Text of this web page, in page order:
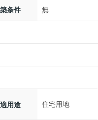
条件 無
用途 住宅用地